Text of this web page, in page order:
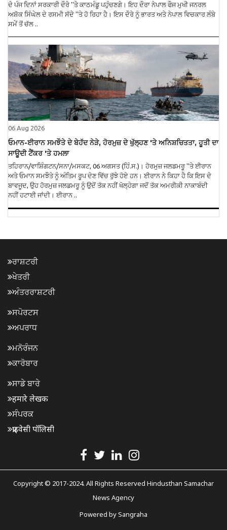
ਦੇ ਪੰਜ ਦਿਨਾਂ ਸਰਕਾਰੀ ਦੌਰੇ ''ਤੇ ਕਾਠਮੰਡੂ ਪਹੁੰਚਣਗੇ। ਇਹ ਦੌਰਾ ਨੇਪਾਲ ਫੌਜ ਮੁਖੀ ਜਨਰਲ
ਅਸ਼ੋਕ ਸਿੰਘੇਲ ਦੇ ਰਸਮੀ ਸੱਦੇ ''ਤੇ ਹੋ ਰਿਹਾ ਹੈ। ਇਸ ਦੌਰੇ ਨੂੰ ਭਾਰਤ ਅਤੇ ਨੇਪਾਲ ਵਿਚਕਾਰ ਲੰਬੇ
ਸਮੇਂ ਤੋਂ ਚੱਲ ..
06 Aug 2026
ਓਮਾਨ-ਈਰਾਨ ਸਮਝੌਤੇ ਦੇ ਬੇਹੱਦ ਨੇੜੇ, ਹੋਰਮੁਜ਼ ਦੇ ਖੁੱਲ੍ਹਣ 'ਤੇ ਅਨਿਸ਼ਚਿਤਤਾ, ਹੂਤੀ ਦਾ
ਸਾਊਦੀ ਟੈਂਕਰ 'ਤੇ ਹਮਲਾ
ਤਹਿਰਾਨ/ਵਾਸ਼ਿੰਗਟਨ/ਸਨਾ/ਮਸਕਟ, 06 ਅਗਸਤ (ਹਿੰ.ਸ.)। ਹੋਰਮੁਜ਼ ਜਲਡਮਰੂ ''ਤੇ ਈਰਾਨ
ਅਤੇ ਓਮਾਨ ਸਮਝੌਤੇ ਨੂੰ ਅੰਤਿਮ ਰੂਪ ਦੇਣ ਵਿੱਚ ਰੁੱਝੇ ਹੋਏ ਹਨ। ਈਰਾਨ ਨੇ ਕਿਹਾ ਹੈ ਕਿ ਇਸ ਦੇ
ਬਾਵਜੂਦ, ਉਹ ਹੋਰਮੁਜ਼ ਜਲਡਮਰੂ ਨੂੰ ਉਦੋਂ ਤੱਕ ਨਹੀਂ ਖੋਲ੍ਹੇਗਾ ਜਦੋਂ ਤੱਕ ਅਮਰੀਕੀ ਨਾਕਾਬੰਦੀ
ਨਹੀਂ ਹਟਾਈ ਜਾਂਦੀ। ਈਰਾਨ ..
ਰਾਸ਼ਟਰੀ
ਖੇਤਰੀ
ਅੰਤਰਰਾਸ਼ਟਰੀ
ਸਪੋਰਟਸ
ਅਪਰਾਧ
ਮਨੋਰੰਜਨ
ਕਾਰੋਬਾਰ
ਸਾਡੇ ਬਾਰੇ
हमारे लेखक
ਸੰਪਰਕ
प्राइवेसी पॉलिसी
Copyright © 2017-2024. All Rights Reserved Hindusthan Samachar
News Agency
Powered bySangraha